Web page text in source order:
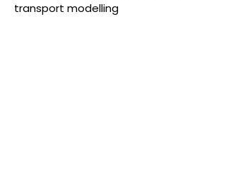
transport modelling